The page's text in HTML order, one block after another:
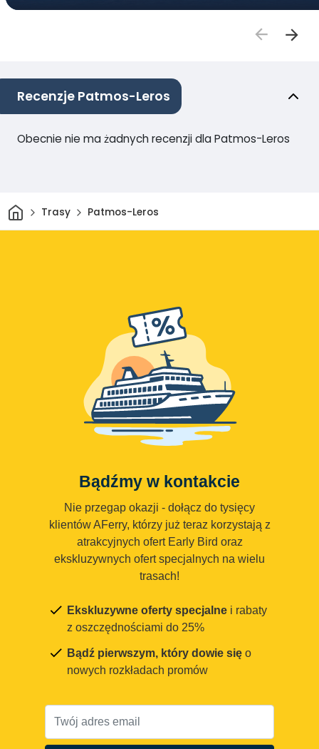
Recenzje Patmos-Leros
Obecnie nie ma żadnych recenzji dla Patmos-Leros
DomTrasy Patmos-Leros
Bądźmy w kontakcie
Nie przegap okazji - dołącz do tysięcy
klientów AFerry, którzy już teraz korzystają z
atrakcyjnych ofert Early Bird oraz
ekskluzywnych ofert specjalnych na wielu
trasach!
Ekskluzywne oferty specjalne i rabaty
z oszczędnościami do 25%
Bądź pierwszym, który dowie się o
nowych rozkładach promów